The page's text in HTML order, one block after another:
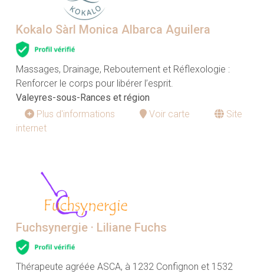
Kokalo Sàrl Monica Albarca Aguilera
Massages, Drainage, Reboutement et Réflexologie :
Renforcer le corps pour libérer l’esprit.
Valeyres-sous-Rances et région
Plus d'informations
Voir carte
Site
internet
Fuchsynergie · Liliane Fuchs
Thérapeute agréée ASCA, à 1232 Confignon et 1532